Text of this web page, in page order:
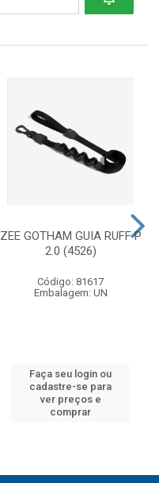
ZEE GOTHAM GUIA RUFF P
2.0 (4526)
Código: 81617
Embalagem: UN
Faça seu login ou
cadastre-se para
ver preços e
comprar